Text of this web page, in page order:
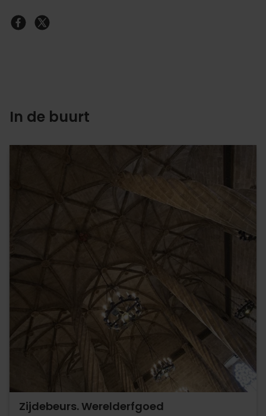
In de buurt
Zijdebeurs. Werelderfgoed